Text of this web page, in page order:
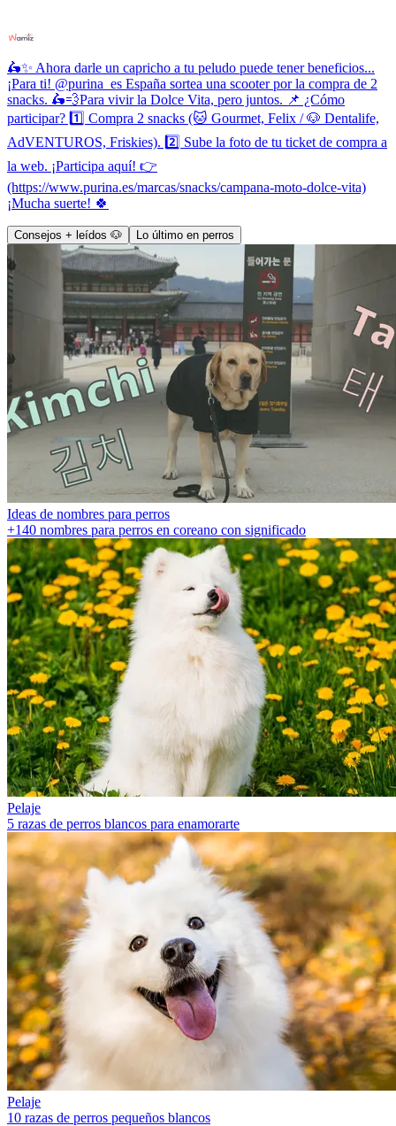
🛵✨ Ahora darle un capricho a tu peludo puede tener beneficios...
¡Para ti! @purina_es España sortea una scooter por la compra de 2
snacks. 🛵💨Para vivir la Dolce Vita, pero juntos. 📌 ¿Cómo
participar? 1️⃣ Compra 2 snacks (🐱 Gourmet, Felix / 🐶 Dentalife,
AdVENTUROS, Friskies). 2️⃣ Sube la foto de tu ticket de compra a
la web. ¡Participa aquí! 👉
(https://www.purina.es/marcas/snacks/campana-moto-dolce-vita)
¡Mucha suerte! 🍀
Consejos + leídos 🐶 Lo último en perros
Ideas de nombres para perros
+140 nombres para perros en coreano con significado
Pelaje
5 razas de perros blancos para enamorarte
Pelaje
10 razas de perros pequeños blancos